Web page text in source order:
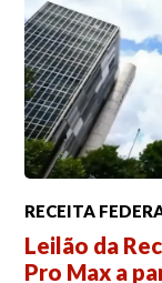
RECEITA
Leilão da
Pro Max a